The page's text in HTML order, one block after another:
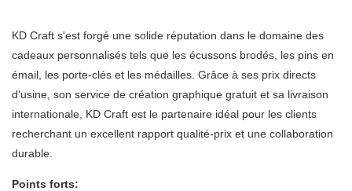
KD Craft s'est forgé une solide réputation dans le domaine des
cadeaux personnalisés tels que les écussons brodés, les pins en
émail, les porte-clés et les médailles. Grâce à ses prix directs
d'usine, son service de création graphique gratuit et sa livraison
internationale, KD Craft est le partenaire idéal pour les clients
recherchant un excellent rapport qualité-prix et une collaboration
durable.
Points forts: